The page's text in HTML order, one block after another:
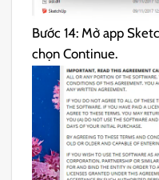
Bước 14: Mở app
chọn Continue.